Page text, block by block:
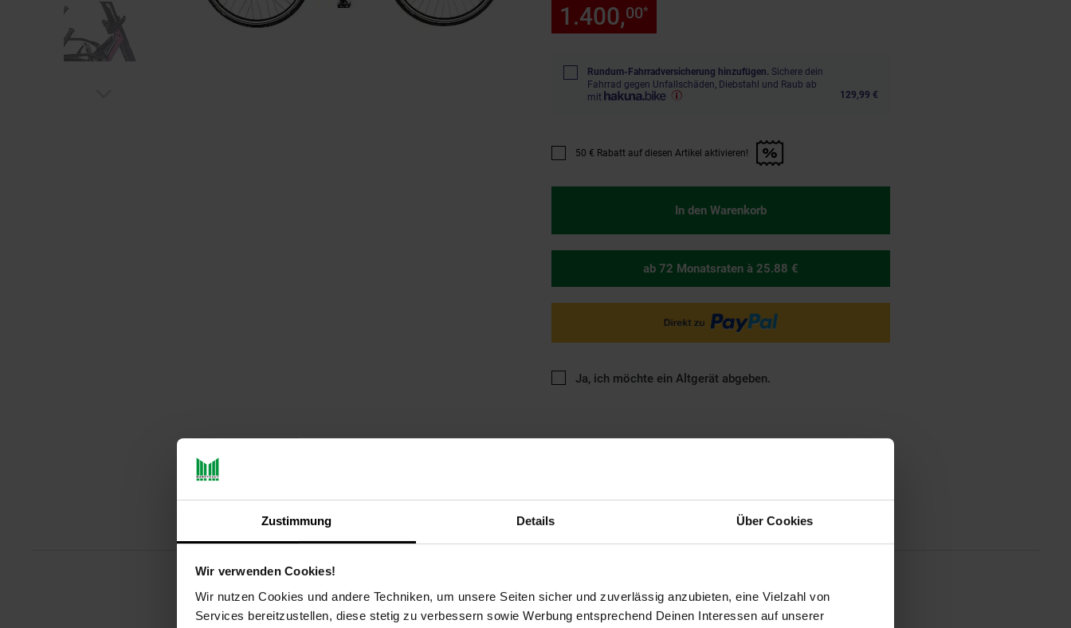
Zustimmung Details Über Cookies
Wir verwenden Cookies!
Wir nutzen Cookies und andere Techniken, um unsere Seiten sicher und zuverlässig anzubieten, eine Vielzahl von
Services bereitzustellen, diese stetig zu verbessern sowie Werbung entsprechend Deinen Interessen auf unserer
1.400,00*
Rundum-Fahrradversicherung hinzufügen. Sichere dein
Fahrrad gegen Unfallschäden, Diebstahl und Raub ab
mit
129,99 €
Promotion "50 € Rabatt auf diesen Artikel aktivieren!" anwenden
50 € Rabatt auf diesen Artikel aktivieren!
In den Warenkorb
ab 72 Monatsraten à 25.88 €
Ja, ich möchte ein Altgerät abgeben.
Produktbeschreibung Versandinformationen Herstellerinformationen Altgeräterücknahme
MTF Road 3.2 W E-Bike 17Zoll Material Rahmen: Alu 6061Akku: OptionalRahmen: 17"Räder: 28"Motor: BAFANG 250W/max.500W, in
Hinterradnabe, 32 N.mEmpfohlene Batterie: Li-ion 36V/14,5 Ah (522 Wh) SAMSUNGMax. Reichweite: 110 kmGeschwindigkeit: Mit